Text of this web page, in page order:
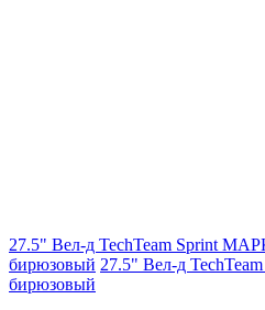
27.5" Вел-д TechTeam Sprint
бирюзовый 27.5" Вел-д
бирюзовый